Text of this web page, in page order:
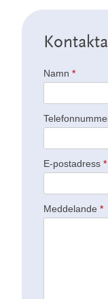
Namn *
E-postadress *
Meddelande *